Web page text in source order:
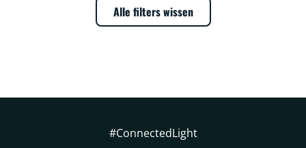
Alle filters wissen
#ConnectedLight